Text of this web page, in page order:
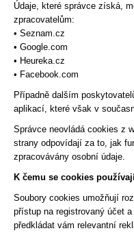
Údaje, které správce získá,
zpracovatelům:
• Seznam.cz
• Google.com
• Heureka.cz
• Facebook.com
Případně dalším
aplikací, které však v
Správce neovládá cookies z
strany odpovídají za to, jak
zpracovávány osobní údaje.
K čemu se cookies
Soubory cookies umožňují
přístup na registrovaný účet
předkládat vám relevantní